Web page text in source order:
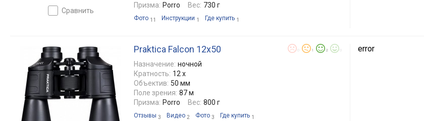
сравнить
Призма: Porro Вес: 730 г
Фото 11 Инструкции 1 Где купить 1
Praktica Falcon 12x50 1 2
Назначение: ночной
Кратность: 12 x
Объектив: 50 мм
Поле зрения: 87 м
Призма: Porro Вес: 800 г
Отзывы 3 Видео 2 Фото 3 Где купить 1
error